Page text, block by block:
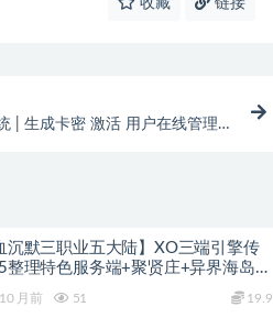
| 生成卡密 激活 用户在线管理
沉默三职业五大陆】XO三端引擎传
整理特色服务端+聚贤庄+异界海岛
10 月前 51 19.9